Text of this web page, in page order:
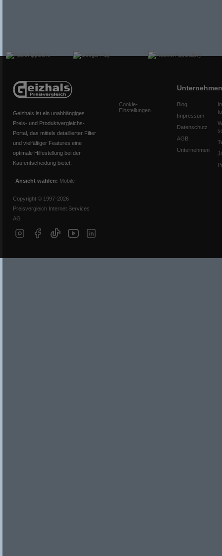
Geizhals ist ein unabhängiges
Preis- und Produktvergleichs-
Portal, das mittels detaillierter Filter
und vielfältiger Features eine
optimale Hilfestellung bei der
Kaufentscheidung bietet.
Ansicht wählen: Mobile
Copyright © 1997-2026
Preisvergleich Internet Services
AG
Cookie-
Einstellungen
Unternehmen
Blog
Impressum
Datenschutz
AGB
Unternehmen